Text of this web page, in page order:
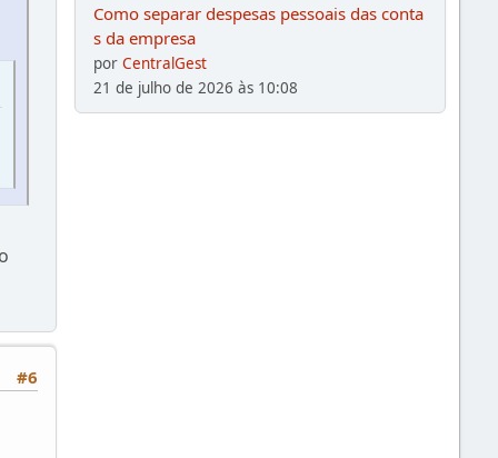
#6
Como separar despesas pessoais das conta
s da empresa
porCentralGest
21 de julho de 2026 às 10:08